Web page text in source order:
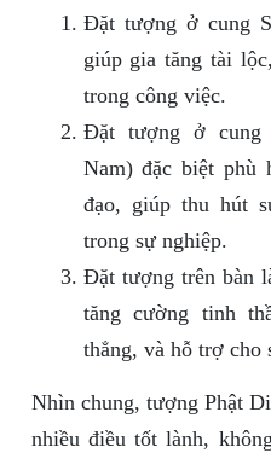
Đặt tượng ở cung
giúp gia tăng tài
trong công việc.
Đặt tượng ở cung
Nam) đặc biệt phù
đạo, giúp thu hút
trong sự nghiệp.
Đặt tượng trên bàn
tăng cường tinh
thẳng, và hỗ trợ cho
Nhìn chung, tượng Phật
nhiều điều tốt lành,